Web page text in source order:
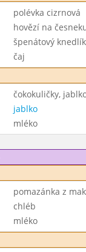
polévka cizrnová
hovězí na
špenátový knedlík
čaj
čokokuličky,
jablko
mléko
pomazánka z
chléb
mléko